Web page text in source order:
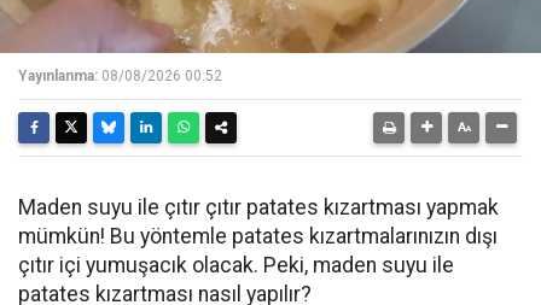
Yayınlanma: 08/08/2026 00:52
Maden suyu ile çıtır çıtır patates kızartması yapmak
mümkün! Bu yöntemle patates kızartmalarınızın dışı
çıtır içi yumuşacık olacak. Peki, maden suyu ile
patates kızartması nasıl yapılır?